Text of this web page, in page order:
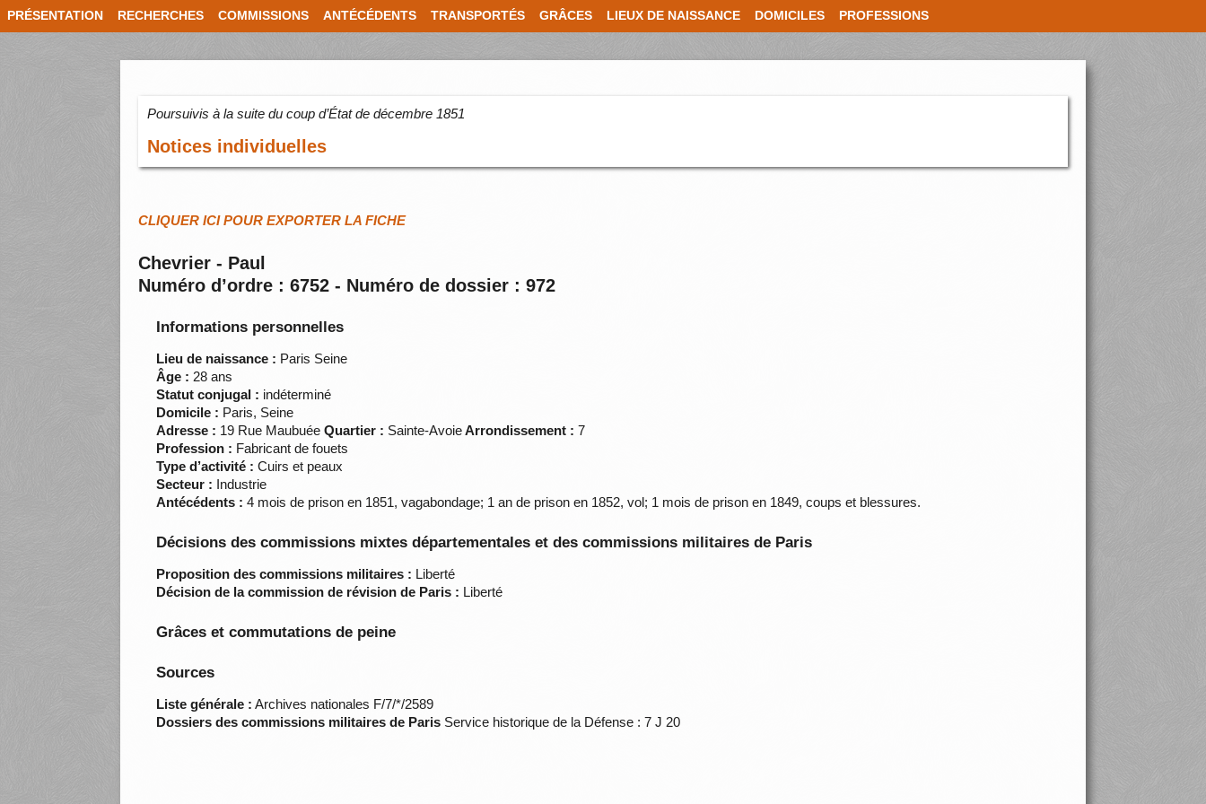
PRÉSENTATION RECHERCHES COMMISSIONS ANTÉCÉDENTS TRANSPORTÉS GRÂCES LIEUX DE NAISSANCE DOMICILES PROFESSIONS
Poursuivis à la suite du coup d’État de décembre 1851
Notices individuelles
CLIQUER ICI POUR EXPORTER LA FICHE
Chevrier - Paul
Numéro d’ordre : 6752 - Numéro de dossier : 972
Informations personnelles
Lieu de naissance : Paris Seine
Âge : 28 ans
Statut conjugal : indéterminé
Domicile : Paris, Seine
Adresse : 19 Rue MaubuéeQuartier : Sainte-AvoieArrondissement : 7
Profession : Fabricant de fouets
Type d’activité : Cuirs et peaux
Secteur : Industrie
Antécédents : 4 mois de prison en 1851, vagabondage; 1 an de prison en 1852, vol; 1 mois de prison en 1849, coups et blessures.
Décisions des commissions mixtes départementales et des commissions militaires de Paris
Proposition des commissions militaires : Liberté
Décision de la commission de révision de Paris : Liberté
Grâces et commutations de peine
Sources
Liste générale : Archives nationales F/7/*/2589
Dossiers des commissions militaires de Paris Service historique de la Défense : 7 J 20